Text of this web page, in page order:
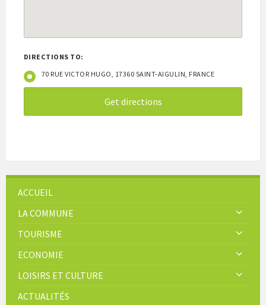
DIRECTIONS TO:
70 RUE VICTOR HUGO, 17360 SAINT-AIGULIN, FRANCE
ACCUEIL
LA COMMUNE
TOURISME
ECONOMIE
LOISIRS ET CULTURE
ACTUALITÉS